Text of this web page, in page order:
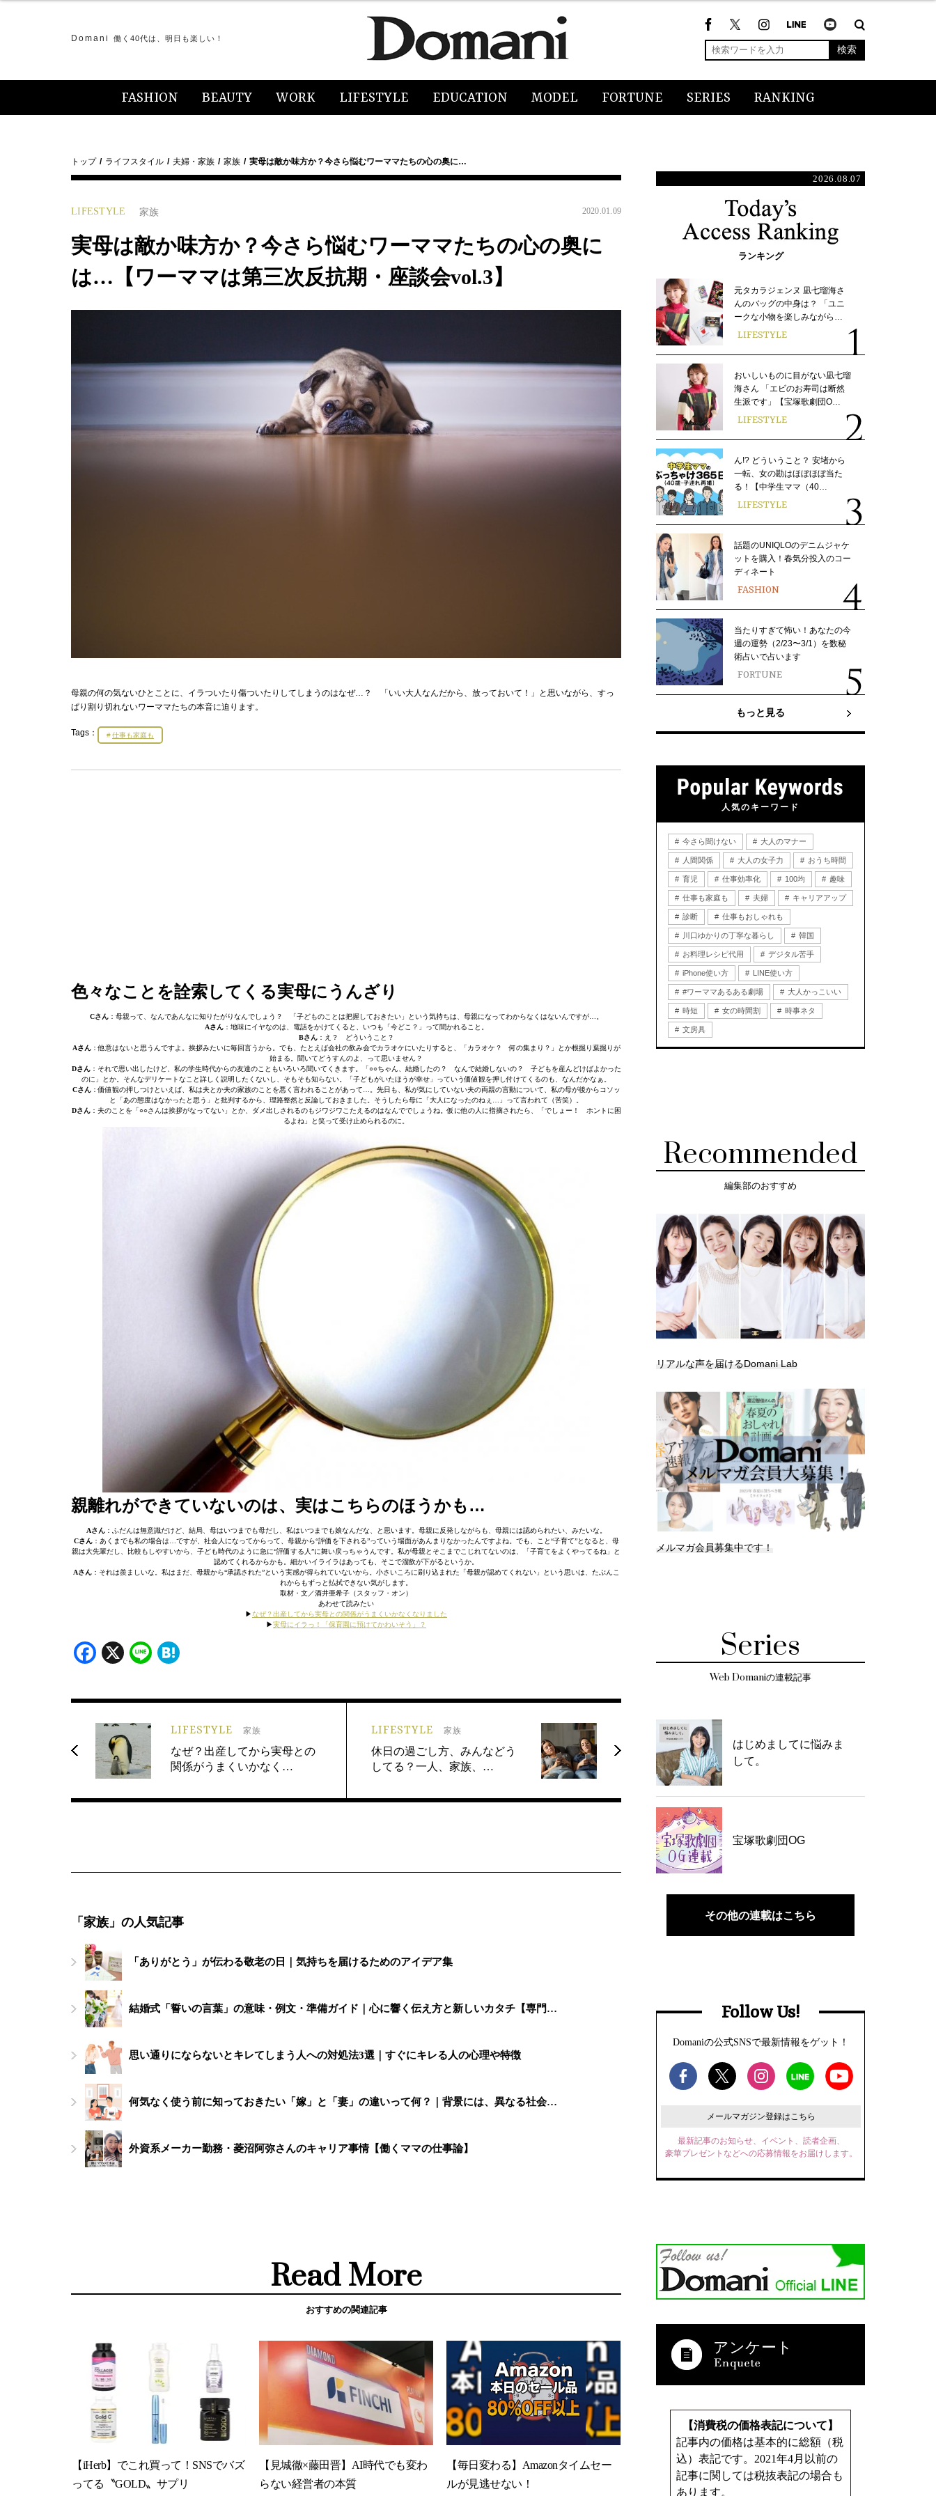
Domani 働く40代は、明日も楽しい！
検索
FASHION BEAUTY WORK LIFESTYLE EDUCATION MODEL FORTUNE SERIES RANKING
トップ ライフスタイル 夫婦・家族 家族 実母は敵か味方か？今さら悩むワーママたちの心の奥に…
LIFESTYLE 家族 2020.01.09
実母は敵か味方か？今さら悩むワーママたちの心の奥に
は…【ワーママは第三次反抗期・座談会vol.3】
母親の何の気ないひとことに、イラついたり傷ついたりしてしまうのはなぜ…？ 「いい大人なんだから、放っておいて！」と思いながら、すっ
ぱり割り切れないワーママたちの本音に迫ります。
Tags： 仕事も家庭も
色々なことを詮索してくる実母にうんざり
Cさん：母親って、なんであんなに知りたがりなんでしょう？ 「子どものことは把握しておきたい」という気持ちは、母親になってわからなくはないんですが…。
Aさん：地味にイヤなのは、電話をかけてくると、いつも「今どこ？」って聞かれること。
Bさん：え？ どういうこと？
Aさん：他意はないと思うんですよ。挨拶みたいに毎回言うから。でも、たとえば会社の飲み会でカラオケにいたりすると、「カラオケ？ 何の集まり？」とか根掘り葉掘りが
始まる。聞いてどうすんのよ、って思いません？
Dさん：それで思い出したけど、私の学生時代からの友達のこともいろいろ聞いてくきます。「○○ちゃん、結婚したの？ なんで結婚しないの？ 子どもを産んどけばよかった
のに」とか。そんなデリケートなこと詳しく説明したくないし、そもそも知らない。「子どもがいたほうが幸せ」っていう価値観を押し付けてくるのも、なんだかなぁ。
Cさん：価値観の押しつけといえば、私は夫とか夫の家族のことを悪く言われることがあって…。先日も、私が気にしていない夫の両親の言動について、私の母が後からコソッ
と「あの態度はなかったと思う」と批判するから、理路整然と反論しておきました。そうしたら母に「大人になったのねぇ…」って言われて（苦笑）。
Dさん：夫のことを「○○さんは挨拶がなってない」とか、ダメ出しされるのもジワジワこたえるのはなんででしょうね。仮に他の人に指摘されたら、「でしょー！ ホントに困
るよね」と笑って受け止められるのに。
親離れができていないのは、実はこちらのほうかも…
Aさん：ふだんは無意識だけど、結局、母はいつまでも母だし、私はいつまでも娘なんだな、と思います。母親に反発しながらも、母親には認められたい、みたいな。
Cさん：あくまでも私の場合は…ですが、社会人になってからって、母親から“評価を下される”っていう場面があんまりなかったんですよね。でも、こと“子育て”となると、母
親は大先輩だし、比較もしやすいから、子ども時代のように急に“評価する人”に舞い戻っちゃうんです。私が母親とそこまでこじれてないのは、「子育てをよくやってるね」と
認めてくれるからかも。細かいイライラはあっても、そこで溜飲が下がるというか。
Aさん：それは羨ましいな。私はまだ、母親から“承認された”という実感が得られていないから。小さいころに刷り込まれた「母親が認めてくれない」という思いは、たぶんこ
れからもずっと払拭できない気がします。
取材・文／酒井亜希子（スタッフ・オン）
あわせて読みたい
▶︎なぜ？出産してから実母との関係がうまくいかなくなりました
▶︎実母にイラっ！「保育園に預けてかわいそう」？
Facebook
X Line
LIFESTYLE 家族
なぜ？出産してから実母との
関係がうまくいかなく…
LIFESTYLE 家族
休日の過ごし方、みんなどう
してる？一人、家族、…
「家族」の人気記事
「ありがとう」が伝わる敬老の日｜気持ちを届けるためのアイデア集
結婚式「誓いの言葉」の意味・例文・準備ガイド｜心に響く伝え方と新しいカタチ【専門…
思い通りにならないとキレてしまう人への対処法3選｜すぐにキレる人の心理や特徴
何気なく使う前に知っておきたい「嫁」と「妻」の違いって何？｜背景には、異なる社会…
外資系メーカー勤務・菱沼阿弥さんのキャリア事情【働くママの仕事論】
Read More
おすすめの関連記事
【iHerb】でこれ買って！SNSでバズ
ってる〝GOLD〟サプリ
【見城徹×藤田晋】AI時代でも変わ
らない経営者の本質
【毎日変わる】Amazonタイムセー
ルが見逃せない！
2026.08.07
ランキング
元タカラジェンヌ 凪七瑠海さ
んのバッグの中身は？ 「ユニ
ークな小物を楽しみながら…
LIFESTYLE
おいしいものに目がない凪七瑠
海さん 「エビのお寿司は断然
生派です」【宝塚歌劇団O…
LIFESTYLE
ん!? どういうこと？ 安堵から
一転、女の勘はほぼほぼ当た
る！【中学生ママ（40…
LIFESTYLE
話題のUNIQLOのデニムジャケ
ットを購入！春気分投入のコー
ディネート
FASHION
当たりすぎて怖い！あなたの今
週の運勢（2/23〜3/1）を数秘
術占いで占います
FORTUNE
もっと見る
人気のキーワード
今さら聞けない 大人のマナー
人間関係 大人の女子力 おうち時間
育児 仕事効率化 100均 趣味
仕事も家庭も 夫婦 キャリアアップ
診断 仕事もおしゃれも
川口ゆかりの丁寧な暮らし 韓国
お料理レシピ代用 デジタル苦手
iPhone使い方 LINE使い方
#ワーママあるある劇場 大人かっこいい
時短 女の時間割 時事ネタ
文房具
Recommended
編集部のおすすめ
リアルな声を届けるDomani Lab
メルマガ会員募集中です！
Series
Web Domaniの連載記事
はじめましてに悩みま
して。
宝塚歌劇団OG
その他の連載はこちら
Follow Us!
Domaniの公式SNSで最新情報をゲット！
メールマガジン登録はこちら
最新記事のお知らせ、イベント、読者企画、
豪華プレゼントなどへの応募情報をお届けします。
アンケート
【消費税の価格表記について】
記事内の価格は基本的に総額（税
込）表記です。2021年4月以前の
記事に関しては税抜表記の場合も
あります。